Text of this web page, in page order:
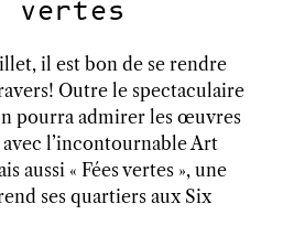
vertes
il est bon de se rendre
Outre le spectaculaire
pourra admirer les œuvres
avec l’incontournable Art
aussi « Fées vertes », une
ses quartiers aux Six